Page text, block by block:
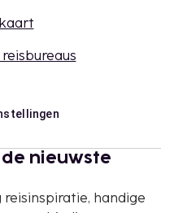
nieuwste
handige